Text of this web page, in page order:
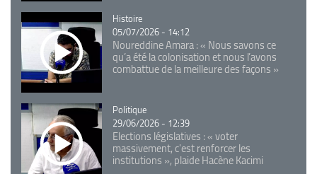
Catégorie
Histoire
05/07/2026 - 14:12
Noureddine Amara : « Nous savons ce
qu’a été la colonisation et nous l’avons
combattue de la meilleure des façons »
Catégorie
Politique
29/06/2026 - 12:39
Elections législatives : « voter
massivement, c'est renforcer les
institutions », plaide Hacène Kacimi